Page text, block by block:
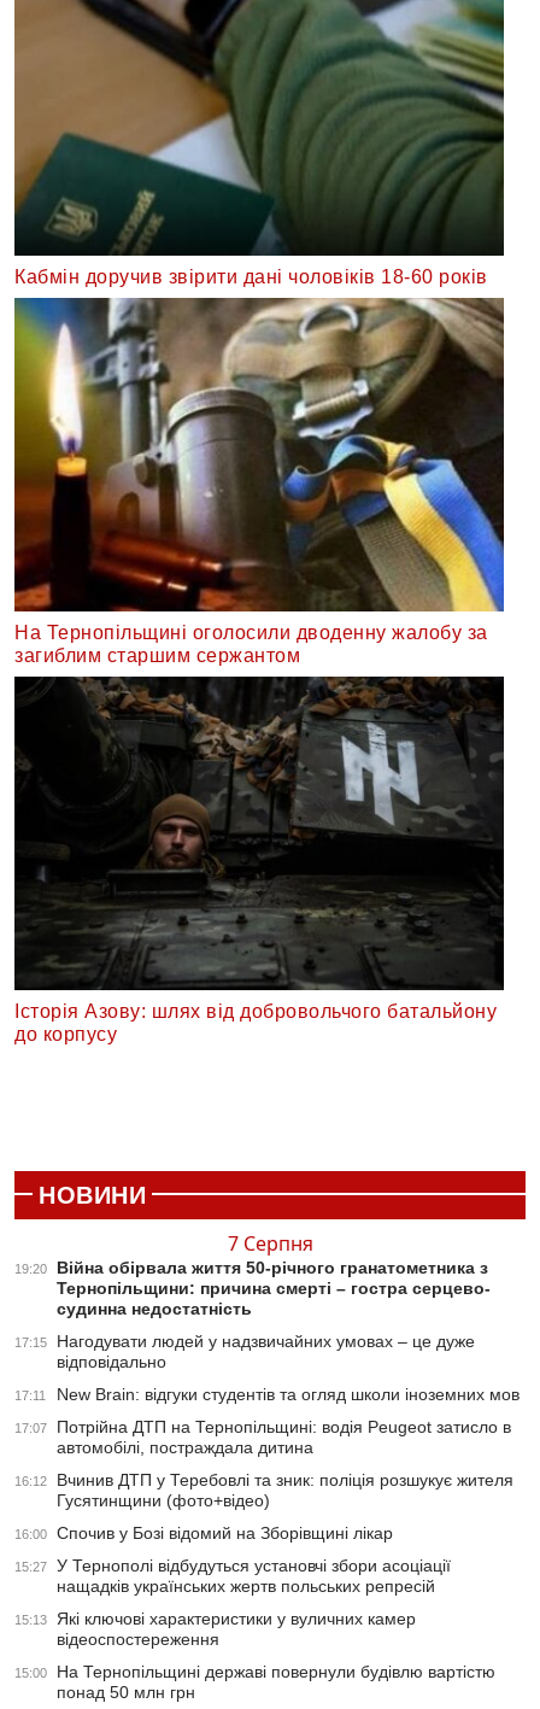
Кабмін доручив звірити дані чоловіків 18-60 років
На Тернопільщині оголосили дводенну жалобу за
загиблим старшим сержантом
Історія Азову: шлях від добровольчого батальйону
до корпусу
НОВИНИ
7 Серпня
19:20
Війна обірвала життя 50-річного гранатометника з
Тернопільщини: причина смерті – гостра серцево-
судинна недостатність
17:15
Нагодувати людей у надзвичайних умовах – це дуже
відповідально
17:11 New Brain: відгуки студентів та огляд школи іноземних мов
17:07
Потрійна ДТП на Тернопільщині: водія Peugeot затисло в
автомобілі, постраждала дитина
16:12
Вчинив ДТП у Теребовлі та зник: поліція розшукує жителя
Гусятинщини (фото+відео)
16:00 Спочив у Бозі відомий на Зборівщині лікар
15:27
У Тернополі відбудуться установчі збори асоціації
нащадків українських жертв польських репресій
15:13
Які ключові характеристики у вуличних камер
відеоспостереження
15:00
На Тернопільщині державі повернули будівлю вартістю
понад 50 млн грн